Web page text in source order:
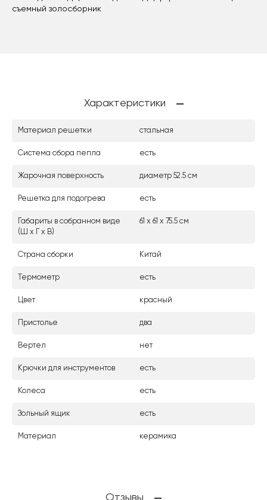
съемный золосборник
Характеристики
Материал решетки стальная
Система сбора пепла есть
Жарочная поверхность диаметр 52.5 см
Решетка для подогрева есть
Габариты в собранном виде
(Ш х Г х В)
61 х 61 х 75.5 см
Страна сборки Китай
Термометр есть
Цвет красный
Пристолье два
Вертел нет
Крючки для инструментов есть
Колеса есть
Зольный ящик есть
Материал керамика
Отзывы